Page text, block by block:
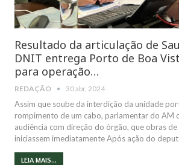
Resultado da articulação de
DNIT entrega Porto de Boa
para operação…
REDAÇÃO 30 abr, 2024
Assim que soube da interdição da unidade
rompimento de um cabo, parlamentar do AM
audiência com direção do órgão, que obras
iniciassem imediatamente Após ação do
LEIA MAIS...